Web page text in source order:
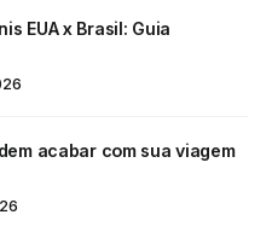
EUA x Brasil: Guia
acabar com sua viagem